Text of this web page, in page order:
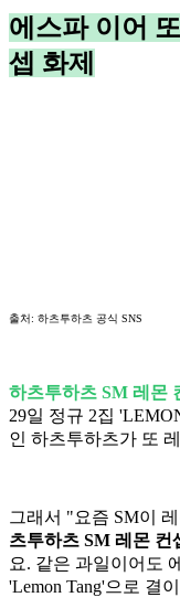
에스파 이어
셉 화제
출처: 하츠투하츠 공식 SNS
하츠투하츠 SM 레몬
29일 정규 2집
인 하츠투하츠가 또
그래서 "요즘 SM이
츠투하츠 SM 레몬 컨
요. 같은 과일이어도
'Lemon Tang'으로 결